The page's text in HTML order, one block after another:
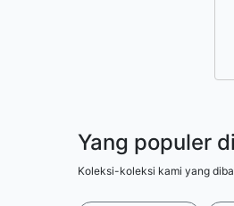
Yang populer
Koleksi-koleksi kami yang